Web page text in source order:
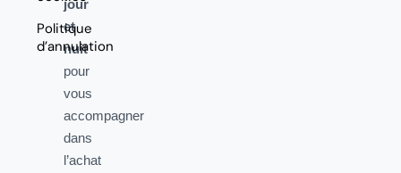
Politique
d’annulation
jour
et
nuit
pour
vous
accompagner
dans
l’achat